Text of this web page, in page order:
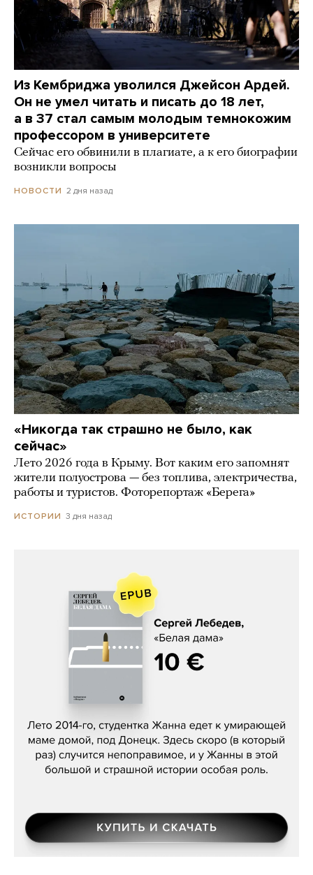
Из Кембриджа уволился Джейсон Ардей.
Он не умел читать и писать до 18 лет,
а в 37 стал самым молодым темнокожим
профессором в университете
Сейчас его обвинили в плагиате, а к его биографии
возникли вопросы
НОВОСТИ 2 дня назад
«Никогда так страшно не было, как
сейчас»
Лето 2026 года в Крыму. Вот каким его запомнят
жители полуострова — без топлива, электричества,
работы и туристов. Фоторепортаж «Берега»
ИСТОРИИ 3 дня назад
Сергей Лебедев, «Белая дама»